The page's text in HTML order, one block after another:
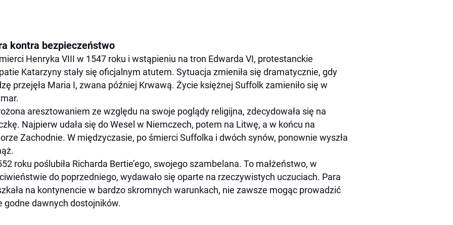
kontra bezpieczeństwo
Henryka VIII w 1547 roku i wstąpieniu na tron Edwarda VI, protestanckie
Katarzyny stały się oficjalnym atutem. Sytuacja zmieniła się dramatycznie, gdy
przejęła Maria I, zwana później Krwawą. Życie księżnej Suffolk zamieniło się w
aresztowaniem ze względu na swoje poglądy religijna, zdecydowała się na
Najpierw udała się do Wesel w Niemczech, potem na Litwę, a w końcu na
Zachodnie. W międzyczasie, po śmierci Suffolka i dwóch synów, ponownie wyszła
roku poślubiła Richarda Bertie’ego, swojego szambelana. To małżeństwo, w
do poprzedniego, wydawało się oparte na rzeczywistych uczuciach. Para
na kontynencie w bardzo skromnych warunkach, nie zawsze mogąc prowadzić
godne dawnych dostojników.